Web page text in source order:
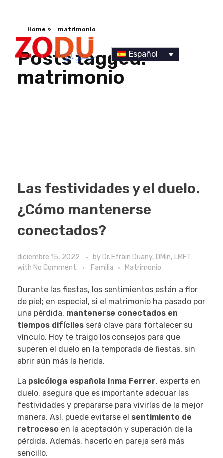
Español
Home » matrimonio
Posts tagged:
matrimonio
Las festividades y el duelo.
¿Cómo mantenerse
conectados?
diciembre 15, 2022 by Dr. Efrain Duany, DMin, LMFT
with No Comment Familia Matrimonio
Durante las fiestas, los sentimientos están a flor
de piel; en especial, si el matrimonio ha pasado por
una pérdida, mantenerse conectados en
tiempos difíciles será clave para fortalecer su
vínculo. Hoy te traigo los consejos para que
superen el duelo en la temporada de fiestas, sin
abrir aún más la herida.
La psicóloga española Inma Ferrer, experta en
duelo, asegura que es importante adecuar las
festividades y prepararse para vivirlas de la mejor
manera. Así, puede evitarse el sentimiento de
retroceso en la aceptación y superación de la
pérdida. Además, hacerlo en pareja será más
sencillo.